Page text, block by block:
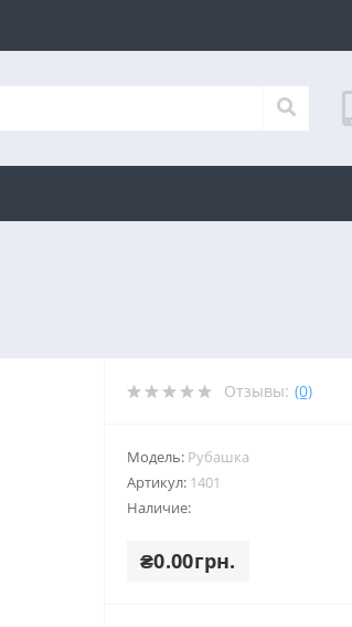
Отзывы: (0)
Модель: Рубашка
Артикул: 1401
Наличие:
₴0.00грн.